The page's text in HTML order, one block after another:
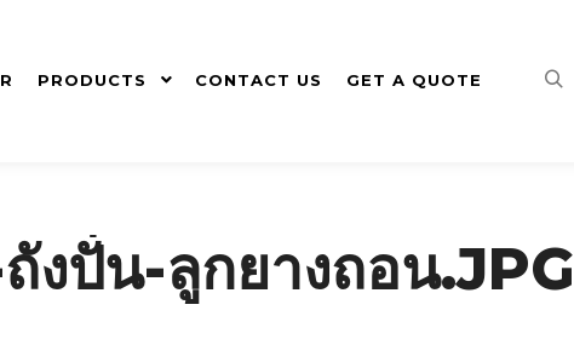
PRODUCTS CONTACT US GET A QUOTE
งปั่น-ลูกยางถอน.JPG